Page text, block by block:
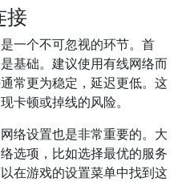
接
一个不可忽视的环节。首
基础。建议使用有线网络而
常更为稳定，延迟更低。这
卡顿或掉线的风险。
络设置也是非常重要的。大
选项，比如选择最优的服务
在游戏的设置菜单中找到这